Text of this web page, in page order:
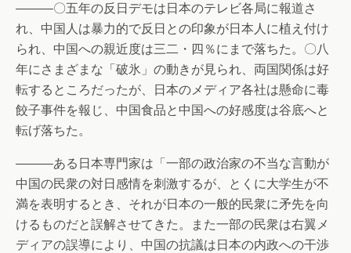
―――〇五年の反日デモは日本のテレビ各局に報道さ
れ、中国人は暴力的で反日との印象が日本人に植え付け
られ、中国への親近度は三二・四％にまで落ちた。〇八
年にさまざまな「破氷」の動きが見られ、両国関係は好
転するところだったが、日本のメディア各社は懸命に毒
餃子事件を報じ、中国食品と中国への好感度は谷底へと
転げ落ちた。
―――ある日本専門家は「一部の政治家の不当な言動が
中国の民衆の対日感情を刺激するが、とくに大学生が不
満を表明するとき、それが日本の一般的民衆に矛先を向
けるものだと誤解させてきた。また一部の民衆は右翼メ
ディアの誤導により、中国の抗議は日本の内政への干渉